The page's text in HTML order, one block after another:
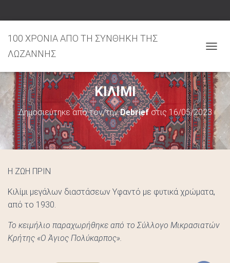
100 ΧΡΟΝΙΑ ΑΠΟ ΤΗ ΣΥΝΘΗΚΗ ΤΗΣ
ΛΩΖΑΝΝΗΣ
Α
Λ
Λ
Α
Γ
Ή
Π
Γ
Η
ΚΙΛΙΜΙ
Δημοσιεύτηκε από τον/τηνDebriefστις 16/05/2023
Η ΖΩΗ ΠΡΙΝ
Κιλίμι μεγάλων διαστάσεων Υφαντό με φυτικά χρώματα,
από το 1930.
Το κειμήλιο παραχωρήθηκε από το Σύλλογο Μικρασιατών
Κρήτης «Ο Άγιος Πολύκαρπος».